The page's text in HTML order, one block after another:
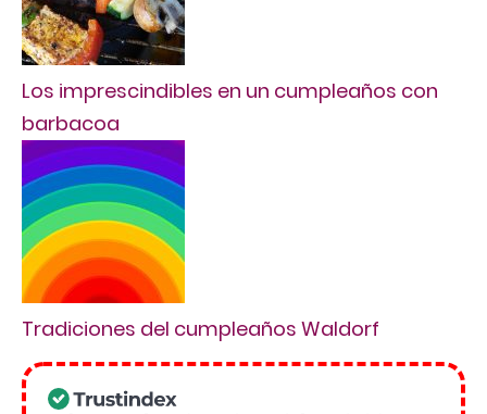
Los imprescindibles en un cumpleaños con
barbacoa
Tradiciones del cumpleaños Waldorf